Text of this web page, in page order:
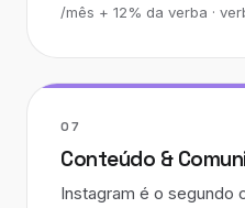
/mês + 12% da verba ·
07
Conteúdo &
Instagram é o segundo